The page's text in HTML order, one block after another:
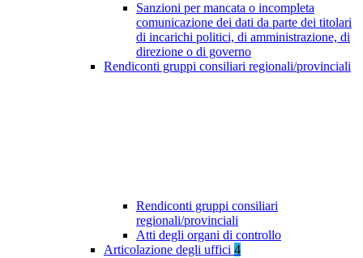
Sanzioni per mancata o incompleta
comunicazione dei dati da parte dei titolari
di incarichi politici, di amministrazione, di
direzione o di governo
Rendiconti gruppi consiliari regionali/provinciali
Rendiconti gruppi consiliari
regionali/provinciali
Atti degli organi di controllo
Articolazione degli uffici 4